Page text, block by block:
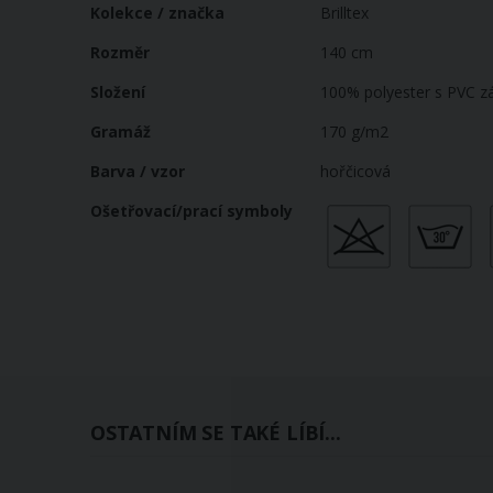
Kolekce / značka
Brilltex
Rozměr
140 cm
Složení
100% polyester s PVC
Gramáž
170 g/m2
Barva / vzor
hořčicová
Ošetřovací/prací symboly
OSTATNÍM SE TAKÉ LÍBÍ...